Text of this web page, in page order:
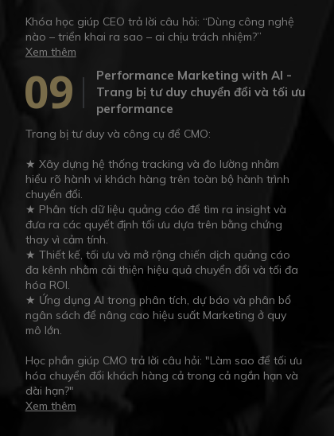
Khóa học giúp CEO trả lời câu hỏi: “Dùng công nghệ
nào – triển khai ra sao – ai chịu trách nhiệm?”
Xem thêm
09
Performance Marketing with AI -
Trang bị tư duy chuyển đổi và tối ưu
performance
Trang bị tư duy và công cụ để CMO:
★ Xây dựng hệ thống tracking và đo lường nhằm
hiểu rõ hành vi khách hàng trên toàn bộ hành trình
chuyển đổi.
★ Phân tích dữ liệu quảng cáo để tìm ra insight và
đưa ra các quyết định tối ưu dựa trên bằng chứng
thay vì cảm tính.
★ Thiết kế, tối ưu và mở rộng chiến dịch quảng cáo
đa kênh nhằm cải thiện hiệu quả chuyển đổi và tối đa
hóa ROI.
★ Ứng dụng AI trong phân tích, dự báo và phân bổ
ngân sách để nâng cao hiệu suất Marketing ở quy
mô lớn.
Học phần giúp CMO trả lời câu hỏi: "Làm sao để tối ưu
hóa chuyển đổi khách hàng cả trong cả ngắn hạn và
dài hạn?"
Xem thêm